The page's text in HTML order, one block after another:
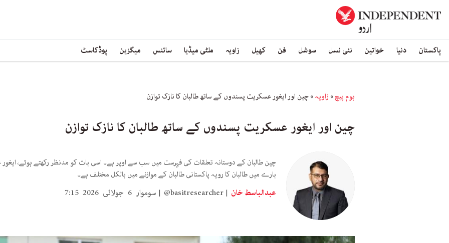
پاکستان دنیا خواتین نئی نسل سوشل فن کھیل زاویہ ملٹی میڈیا سائنس میگزین پوڈکاسٹ
ہوم پیچ» زاویہ»چین اور ایغور عسکریت پسندوں کے ساتھ طالبان کا نازک توازن
چین اور ایغور عسکریت پسندوں کے ساتھ طالبان کا نازک توازن
چین طالبان کے دوستانہ تعلقات کی فہرست میں سب سے اوپر ہے۔ اسی بات کو مدنظر رکھتے ہوئے،
بارے میں طالبان کا رویہ پاکستانی طالبان کے موازنے میں بالکل مختلف ہے۔
عبدالباسط خان @basitresearcher سوموار 6 جولائی 2026 7:15